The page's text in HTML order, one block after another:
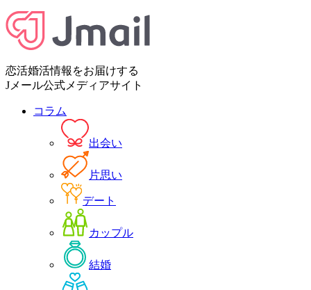
恋活婚活情報をお届けする
Jメール公式メディアサイト
コラム
出会い
片思い
デート
カップル
結婚